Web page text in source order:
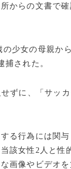
からの文書で確
少女の母親か
された。
ずに、「サッ
る行為には関
該女性2人と性
画像やビデオを